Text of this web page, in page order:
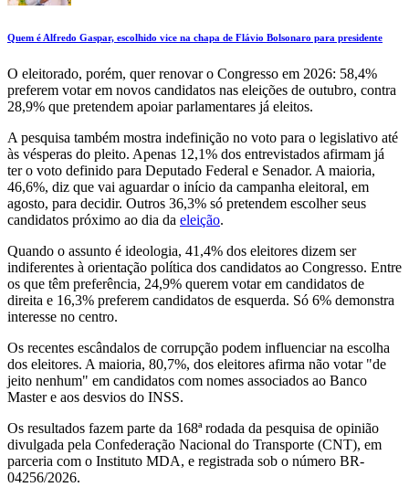
Quem é Alfredo Gaspar, escolhido vice na chapa de Flávio Bolsonaro para presidente
O eleitorado, porém, quer renovar o Congresso em 2026: 58,4%
preferem votar em novos candidatos nas eleições de outubro, contra
28,9% que pretendem apoiar parlamentares já eleitos.
A pesquisa também mostra indefinição no voto para o legislativo até
às vésperas do pleito. Apenas 12,1% dos entrevistados afirmam já
ter o voto definido para Deputado Federal e Senador. A maioria,
46,6%, diz que vai aguardar o início da campanha eleitoral, em
agosto, para decidir. Outros 36,3% só pretendem escolher seus
candidatos próximo ao dia da eleição.
Quando o assunto é ideologia, 41,4% dos eleitores dizem ser
indiferentes à orientação política dos candidatos ao Congresso. Entre
os que têm preferência, 24,9% querem votar em candidatos de
direita e 16,3% preferem candidatos de esquerda. Só 6% demonstra
interesse no centro.
Os recentes escândalos de corrupção podem influenciar na escolha
dos eleitores. A maioria, 80,7%, dos eleitores afirma não votar "de
jeito nenhum" em candidatos com nomes associados ao Banco
Master e aos desvios do INSS.
Os resultados fazem parte da 168ª rodada da pesquisa de opinião
divulgada pela Confederação Nacional do Transporte (CNT), em
parceria com o Instituto MDA, e registrada sob o número BR-
04256/2026.